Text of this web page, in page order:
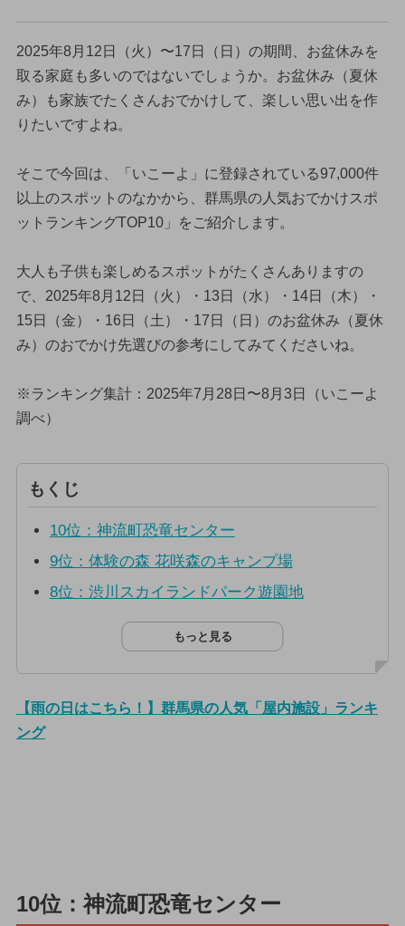
2025年8月12日（火）〜17日（日）の期間、お盆休みを
取る家庭も多いのではないでしょうか。お盆休み（夏休
み）も家族でたくさんおでかけして、楽しい思い出を作
りたいですよね。
そこで今回は、「いこーよ」に登録されている97,000件
以上のスポットのなかから、群馬県の人気おでかけスポ
ットランキングTOP10」をご紹介します。
大人も子供も楽しめるスポットがたくさんありますの
で、2025年8月12日（火）・13日（水）・14日（木）・
15日（金）・16日（土）・17日（日）のお盆休み（夏休
み）のおでかけ先選びの参考にしてみてくださいね。
※ランキング集計：2025年7月28日〜8月3日（いこーよ
調べ）
もくじ
10位：神流町恐竜センター
9位：体験の森 花咲森のキャンプ場
8位：渋川スカイランドパーク遊園地
もっと見る
【雨の日はこちら！】群馬県の人気「屋内施設」ランキ
ング
10位：神流町恐竜センター